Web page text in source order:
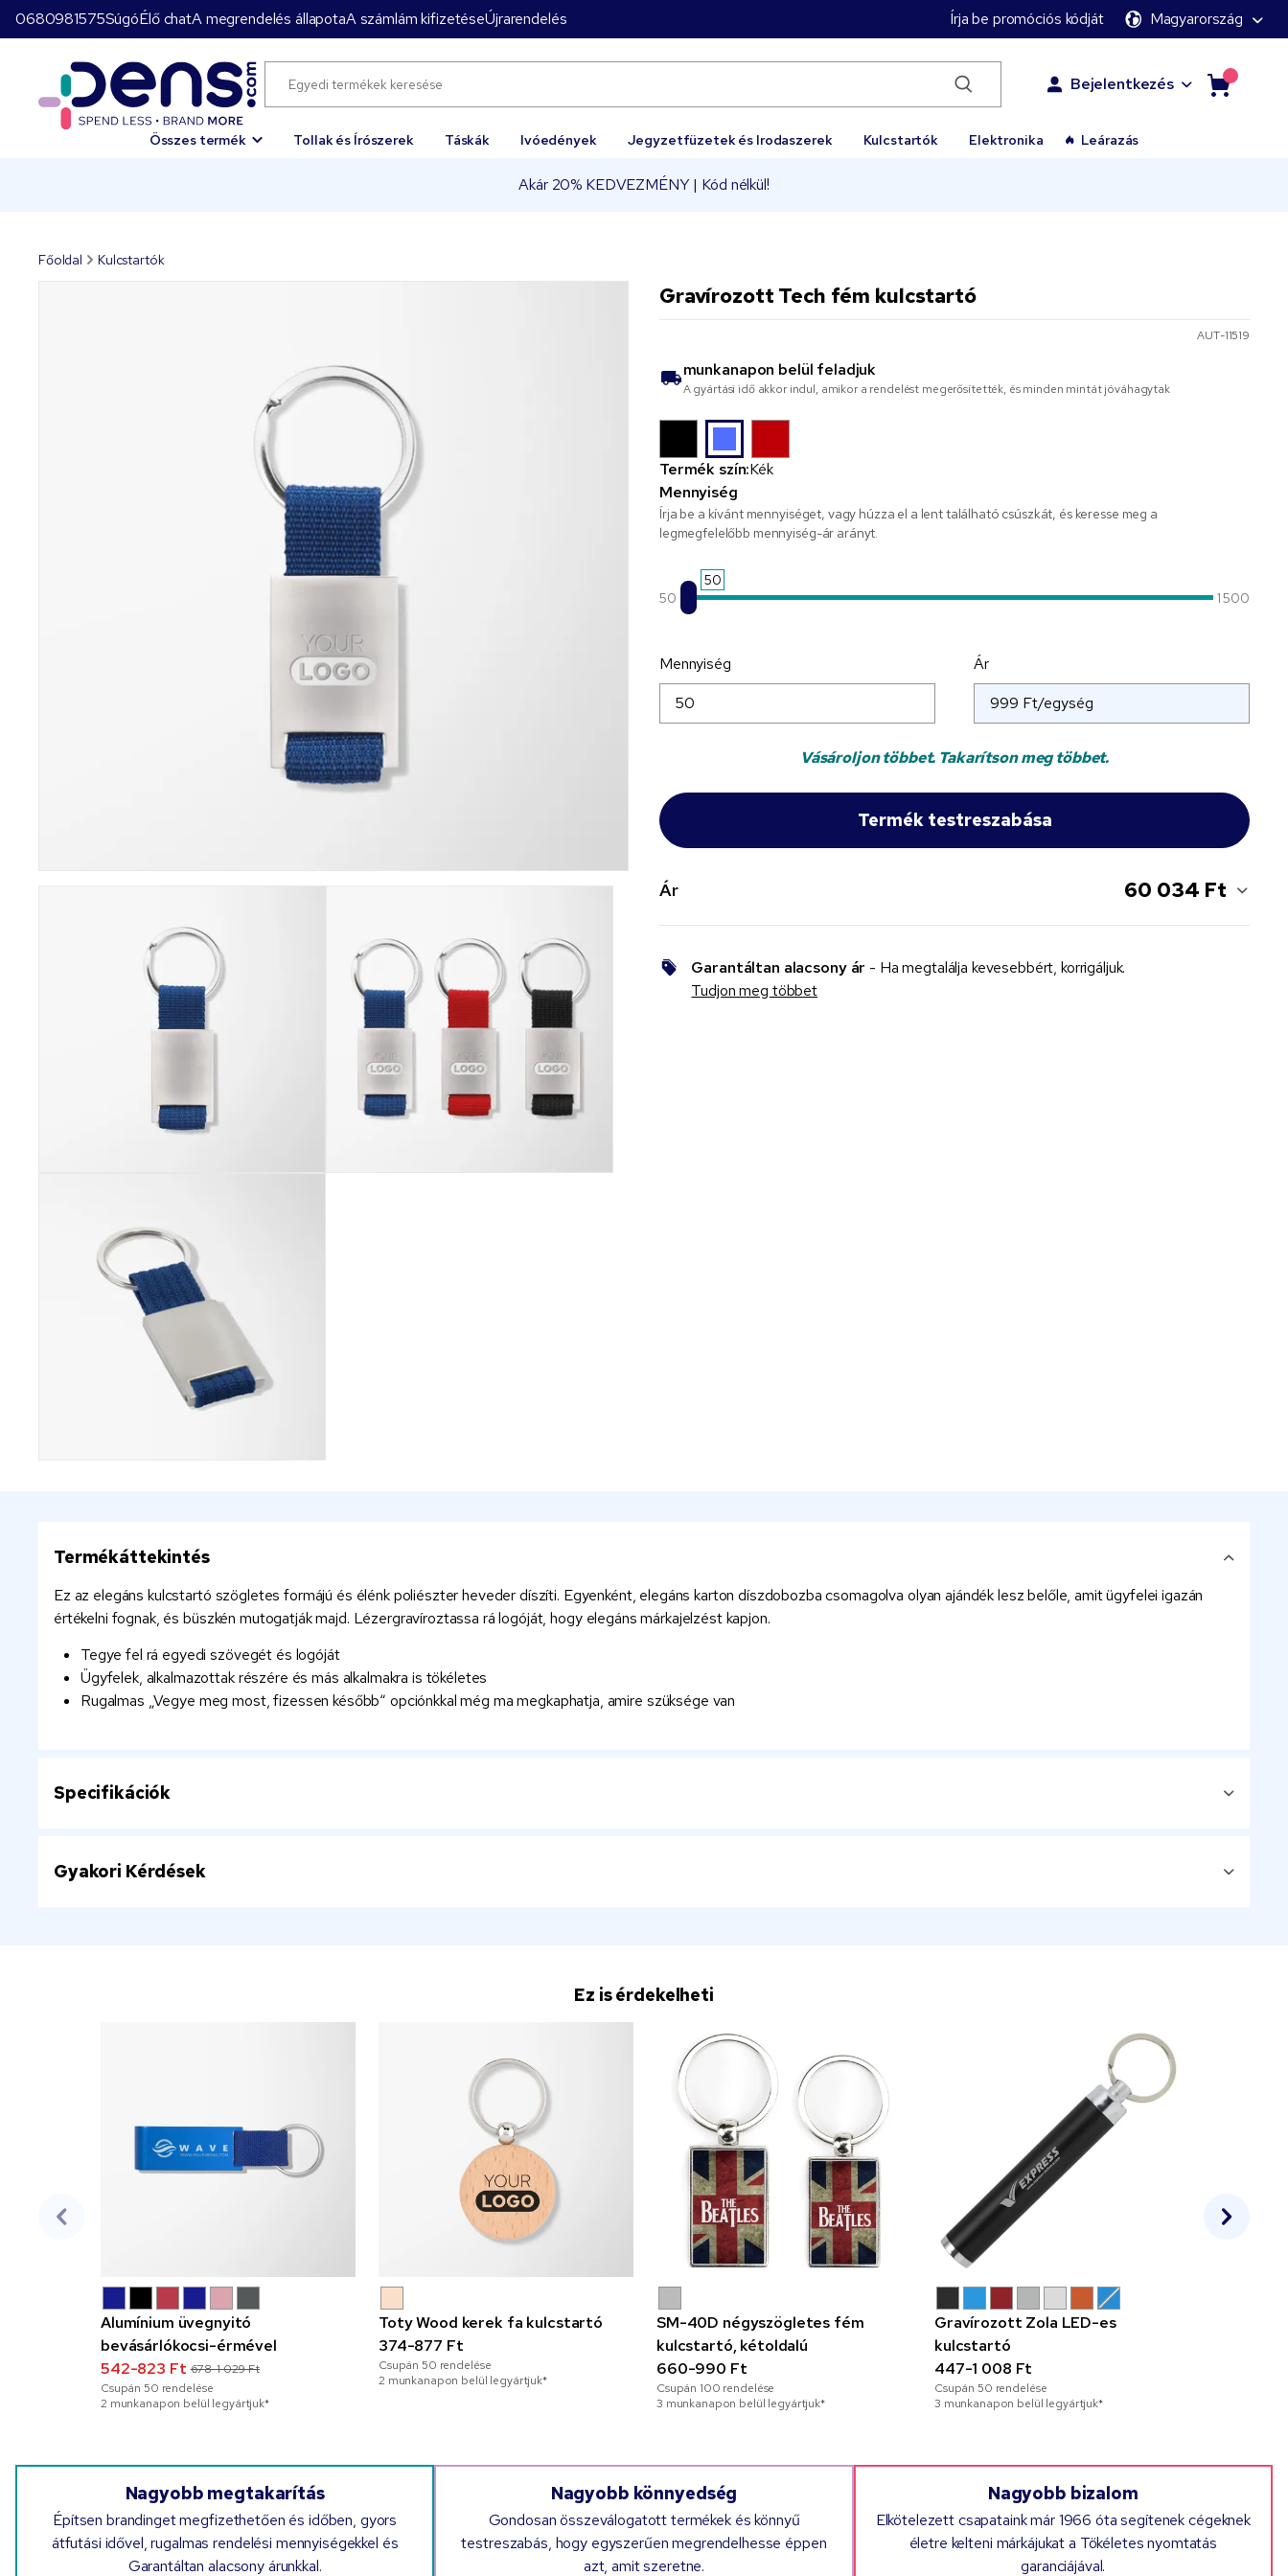
0680981575SúgóÉlő chatA megrendelés állapotaA számlám kifizetéseÚjrarendelés Írja be promóciós kódját Magyarország
Bejelentkezés
Összes termék Tollak és Írószerek Táskák Ivóedények Jegyzetfüzetek és Irodaszerek Kulcstartók Elektronika Leárazás
Akár 20% KEDVEZMÉNY | Kód nélkül!
Főoldal Kulcstartók
Gravírozott Tech fém kulcstartó
AUT-11519
munkanapon belül feladjuk
A gyártási idő akkor indul, amikor a rendelést megerősítették, és minden mintát jóváhagytak
Termék szín:Kék
Mennyiség
Írja be a kívánt mennyiséget, vagy húzza el a lent található csúszkát, és keresse meg a
legmegfelelőbb mennyiség-ár arányt.
50
50
1 500
Mennyiség Ár
Vásároljon többet. Takarítson meg többet.
Ár 60 034 Ft
Garantáltan alacsony ár - Ha megtalálja kevesebbért, korrigáljuk.
Tudjon meg többet
Termékáttekintés
Ez az elegáns kulcstartó szögletes formájú és élénk poliészter heveder díszíti. Egyenként, elegáns karton díszdobozba csomagolva olyan ajándék lesz belőle, amit ügyfelei igazán
értékelni fognak, és büszkén mutogatják majd. Lézergravíroztassa rá logóját, hogy elegáns márkajelzést kapjon.
Tegye fel rá egyedi szövegét és logóját
Ügyfelek, alkalmazottak részére és más alkalmakra is tökéletes
Rugalmas „Vegye meg most, fizessen később“ opciónkkal még ma megkaphatja, amire szüksége van
Specifikációk
Gyakori Kérdések
Ez is érdekelheti
Alumínium üvegnyitó
bevásárlókocsi-érmével
542-823 Ft 678-1 029 Ft
Csupán50 rendelése
2 munkanapon belül legyártjuk*
Toty Wood kerek fa kulcstartó
374-877 Ft
Csupán50 rendelése
2 munkanapon belül legyártjuk*
SM-40D négyszögletes fém
kulcstartó, kétoldalú
660-990 Ft
Csupán 100 rendelése
3 munkanapon belül legyártjuk*
Gravírozott Zola LED-es
kulcstartó
447-1 008 Ft
Csupán50 rendelése
3 munkanapon belül legyártjuk*
Nagyobb megtakarítás
Építsen brandinget megfizethetően és időben, gyors
átfutási idővel, rugalmas rendelési mennyiségekkel és
Garantáltan alacsony árunkkal.
Nagyobb könnyedség
Gondosan összeválogatott termékek és könnyű
testreszabás, hogy egyszerűen megrendelhesse éppen
azt, amit szeretne.
Nagyobb bizalom
Elkötelezett csapataink már 1966 óta segítenek cégeknek
életre kelteni márkájukat a Tökéletes nyomtatás
garanciájával.